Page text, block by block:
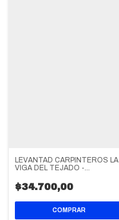
LEVANTAD CARPINTEROS LA
VIGA DEL TEJADO -
$34.700,00